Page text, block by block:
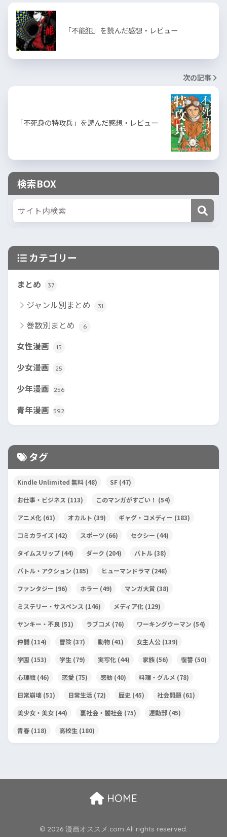
「不能犯」を読んだ感想・レビュー
次の記事
「不死身の特攻兵」を読んだ感想・レビュー
検索BOX
カテゴリー
まとめ 37
ジャンル別まとめ 31
巻数別まとめ 6
女性漫画 15
少女漫画 25
少年漫画 256
青年漫画 592
タグ
Kindle Unlimited 無料 (48) SF (47)
お仕事・ビジネス (113) このマンガがすごい！ (54)
アニメ化 (61) オカルト (39) ギャグ・コメディー (183)
コミカライズ (42) スポーツ (66) セクシー (44)
タイムスリップ (44) ダーク (204) バトル (38)
バトル・アクション (185) ヒューマンドラマ (248)
ファンタジー (96) ホラー (49) マンガ大賞 (38)
ミステリー・サスペンス (146) メディア化 (129)
ヤンキー・不良 (51) ラブコメ (76) ワーキングウーマン (54)
仲間 (114) 冒険 (37) 動物 (41) 女主人公 (139)
学園 (153) 学生 (79) 実写化 (44) 家族 (56) 復讐 (50)
心理戦 (46) 恋愛 (75) 感動 (40) 料理・グルメ (78)
日常崩壊 (51) 日常生活 (72) 歴史 (45) 社会問題 (61)
美少女・美女 (44) 裏社会・闇社会 (75) 運動部 (45)
青春 (118) 高校生 (180)
HOME
© 2026 漫画オススメ.com All rights reserved.